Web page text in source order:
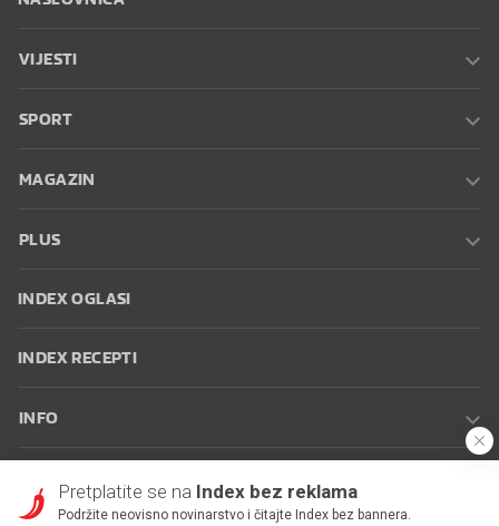
VIJESTI
SPORT
MAGAZIN
PLUS
INDEX OGLASI
INDEX RECEPTI
INFO
korištenja
Postavke kolačića
Pretplatite se na Index bez reklama
Podržite neovisno novinarstvo i čitajte Index bez bannera.